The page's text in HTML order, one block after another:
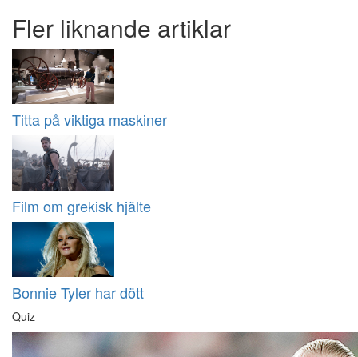
Fler liknande artiklar
Titta på viktiga maskiner
Film om grekisk hjälte
Bonnie Tyler har dött
Quiz